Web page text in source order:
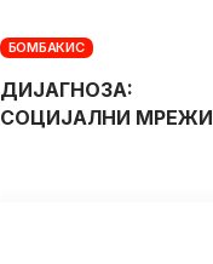
БОМБАКИС
ДИЈАГНОЗA:
СОЦИЈАЛНИ МРЕЖИ